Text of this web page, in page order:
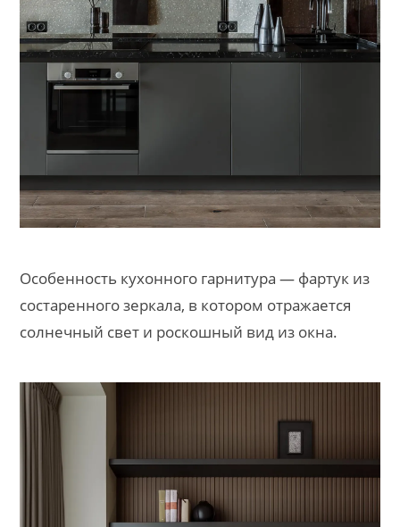
Особенность кухонного гарнитура — фартук из
состаренного зеркала, в котором отражается
солнечный свет и роскошный вид из окна.